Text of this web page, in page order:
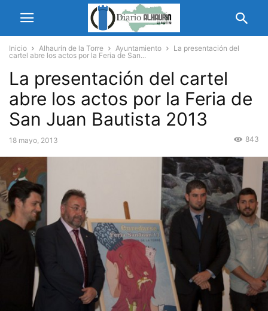
Inicio Alhaurín de la Torre Ayuntamiento
La presentación del
cartel abre los actos por la Feria de San...
La presentación del cartel
abre los actos por la Feria de
San Juan Bautista 2013
18 mayo, 2013 843